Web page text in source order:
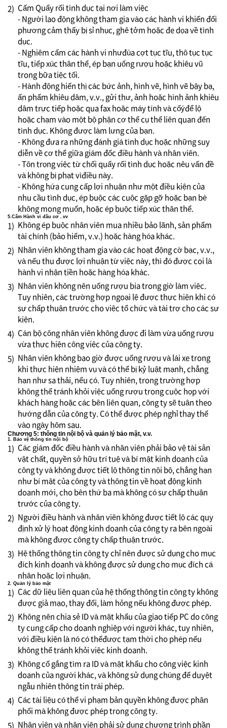
2) Cấm Quấy rối tình dục tại nơi làm việc
- Người lao động không tham gia vào các hành vi khiến đối
phương cảm thấy bị sỉ nhục, ghê tởm hoặc đe dọa về tình
dục.
- Nghiêm cấm các hành vi nhưđùa cợt tục tĩu, thô tục tục
tĩu, tiếp xúc thân thể, ép bạn uống rượu hoặc khiêu vũ
trong bữa tiệc tối.
- Hành động hiển thị các bức ảnh, hình vẽ, hình vẽ bậy bạ,
ấn phẩm khiêu dâm, v.v., gửi thư, ảnh hoặc hình ảnh khiêu
dâm trực tiếp hoặc qua fax hoặc máy tính và cốýđể lộ
hoặc chạm vào một bộ phận cơ thể cụ thể liên quan đến
tình dục. Không được làm lưng của bạn.
- Không đưa ra những đánh giá tình dục hoặc những suy
diễn về cơ thể giữa giám đốc điều hành và nhân viên.
- Tôn trọng việc từ chối quấy rối tình dục hoặc nêu vấn đề
và không bị phạt vìđiều này.
- Không hứa cung cấp lợi nhuận như một điều kiện của
nhu cầu tình dục, ép buộc các cuộc gặp gỡ hoặc bạn bè
không mong muốn, hoặc ép buộc tiếp xúc thân thể.
5.Cấm Hành vi đầu cơ ..vv
1) Không ép buộc nhân viên mua nhiều bảo lãnh, sản phẩm
tài chính (bảo hiểm, v.v.) hoặc hàng hóa khác.
2) Nhân viên không tham gia vào các hoạt động cờ bạc, v.v.,
và nếu thu được lợi nhuận từ việc này, thì đó được coi là
hành vi nhận tiền hoặc hàng hóa khác.
3) Nhân viên không nên uống rượu bia trong giờ làm việc.
Tuy nhiên, các trường hợp ngoại lệ được thực hiện khi có
sự chấp thuận trước cho việc tổ chức và tài trợ cho các sự
kiện.
4) Cán bộ công nhân viên không được đi làm vừa uống rượu
vừa thực hiện công việc của công ty.
5) Nhân viên không bao giờ được uống rượu và lái xe trong
khi thực hiện nhiệm vụ và có thể bị kỷ luật mạnh, chẳng
hạn như sa thải, nếu có. Tuy nhiên, trong trường hợp
không thể tránh khỏi việc uống rượu trong cuộc họp với
khách hàng hoặc các bên liên quan, công ty sẽ tuân theo
hướng dẫn của công ty. Có thể được phép nghỉ thay thế
vào ngày hôm sau.
Chương 5: thông tin nội bộ và quản lý bảo mật, v.v.
1. Bảo vệ thông tin nội bộ
1) Các giám đốc điều hành và nhân viên phải bảo vệ tài sản
vật chất, quyền sở hữu trí tuệ và bí mật kinh doanh của
công ty và không được tiết lộ thông tin nội bộ, chẳng hạn
như bí mật của công ty và thông tin về hoạt động kinh
doanh mới, cho bên thứ ba mà không có sự chấp thuận
trước của công ty.
2) Người điều hành và nhân viên không được tiết lộ các quy
định xử lý hoạt động kinh doanh của công ty ra bên ngoài
mà không được công ty chấp thuận trước.
3) Hệ thống thông tin công ty chỉ nên được sử dụng cho mục
đích kinh doanh và không được sử dụng cho mục đích cá
nhân hoặc lợi nhuận.
2. Quản lý bảo mật
1) Các dữ liệu liên quan của hệ thống thông tin công ty không
được giả mạo, thay đổi, làm hỏng nếu không được phép.
2) Không nên chia sẻ ID và mật khẩu của giao tiếp PC do công
ty cung cấp cho doanh nghiệp với người khác, tuy nhiên,
với điều kiện là nó có thểđược tạm thời cho phép nếu
không thể tránh khỏi việc kinh doanh.
3) Không cố gắng tìm ra ID và mật khẩu cho công việc kinh
doanh của người khác, và không sử dụng chúng để duyệt
ngẫu nhiên thông tin trái phép.
4) Các tài liệu có thể vi phạm bản quyền không được phân
phối mà không được phép trong công ty.
5) Nhân viên và nhân viên phải sử dụng chương trình phần